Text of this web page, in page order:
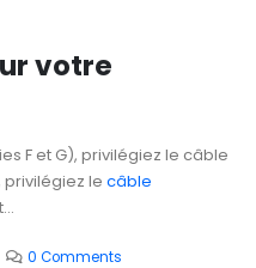
votre
F et G), privilégiez le câble
privilégiez le câble
0 Comments